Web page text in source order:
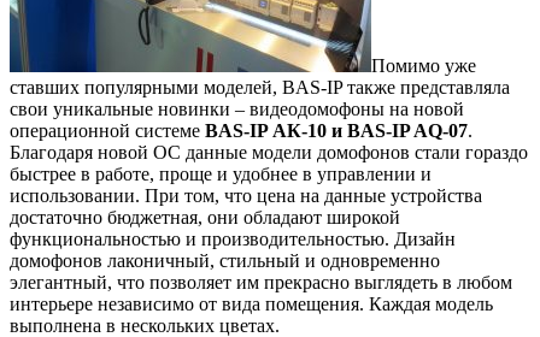
Помимо уже
ставших популярными моделей, BAS-IP также представляла
свои уникальные новинки – видеодомофоны на новой
операционной системе BAS-IP АК-10 и BAS-IP AQ-07.
Благодаря новой ОС данные модели домофонов стали гораздо
быстрее в работе, проще и удобнее в управлении и
использовании. При том, что цена на данные устройства
достаточно бюджетная, они обладают широкой
функциональностью и производительностью. Дизайн
домофонов лаконичный, стильный и одновременно
элегантный, что позволяет им прекрасно выглядеть в любом
интерьере независимо от вида помещения. Каждая модель
выполнена в нескольких цветах.